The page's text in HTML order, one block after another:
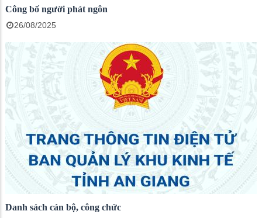
Công bố người phát ngôn
26/08/2025
Danh sách cán bộ, công chức